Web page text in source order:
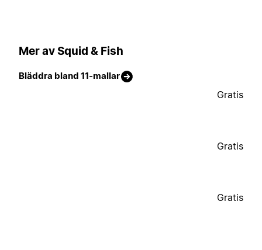
Mer av Squid & Fish
Bläddra bland 11-mallar
Gratis
Gratis
Gratis